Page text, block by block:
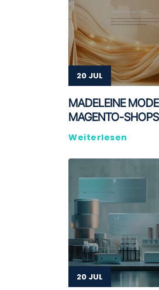
20 JUL
MADELEINE
MAGENTO-SHOPS
Weiterlesen
20 JUL